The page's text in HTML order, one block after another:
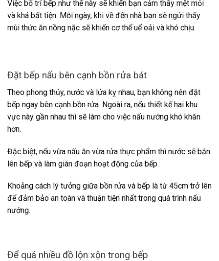
Việc bố trí bếp như thế này sẽ khiến bạn cảm thấy mệt mỏi
và khá bất tiện. Mỗi ngày, khi về đến nhà bạn sẽ ngửi thấy
mùi thức ăn nồng nặc sẽ khiến cơ thể uể oải và khó chịu.
Đặt bếp nấu bên cạnh bồn rửa bát
Theo phong thủy, nước và lửa kỵ nhau, bạn không nên đặt
bếp ngay bên cạnh bồn rửa. Ngoài ra, nếu thiết kế hai khu
vực này gần nhau thì sẽ làm cho việc nấu nướng khó khăn
hơn.
Đặc biệt, nếu vừa nấu ăn vừa rửa thực phẩm thì nước sẽ bắn
lên bếp và làm gián đoạn hoạt động của bếp.
Khoảng cách lý tưởng giữa bồn rửa và bếp là từ 45cm trở lên
để đảm bảo an toàn và thuận tiện nhất trong quá trình nấu
nướng.
Để quá nhiều đồ lộn xộn trong bếp